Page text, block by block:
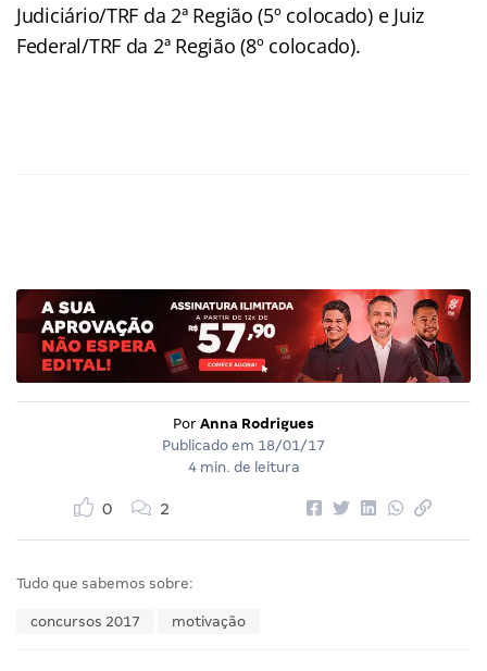
Judiciário/TRF da 2ª Região (5º colocado) e Juiz
Federal/TRF da 2ª Região (8º colocado).
Por Anna Rodrigues
Publicado em 18/01/17
4 min. de leitura
0 2
Tudo que sabemos sobre:
concursos 2017 motivação